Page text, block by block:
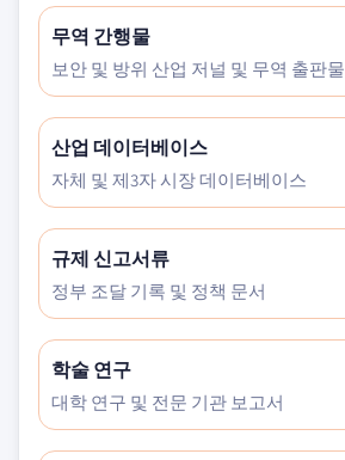
무역 간행물
보안 및 방위 산업 저널 및 무역 출판물
산업 데이터베이스
자체 및 제3자 시장 데이터베이스
규제 신고서류
정부 조달 기록 및 정책 문서
학술 연구
대학 연구 및 전문 기관 보고서